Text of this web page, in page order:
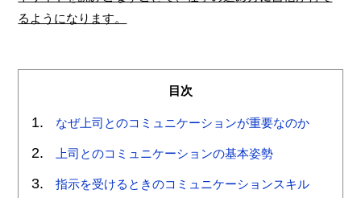
るようになります。
目次
なぜ上司とのコミュニケーションが重要なのか
上司とのコミュニケーションの基本姿勢
指示を受けるときのコミュニケーションスキル